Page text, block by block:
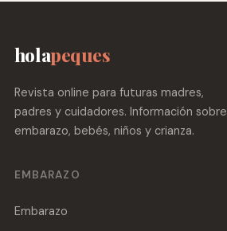
holapeques
Revista online para futuras madres,
padres y cuidadores. Información sobre
embarazo, bebés, niños y crianza.
EMBARAZO
Embarazo